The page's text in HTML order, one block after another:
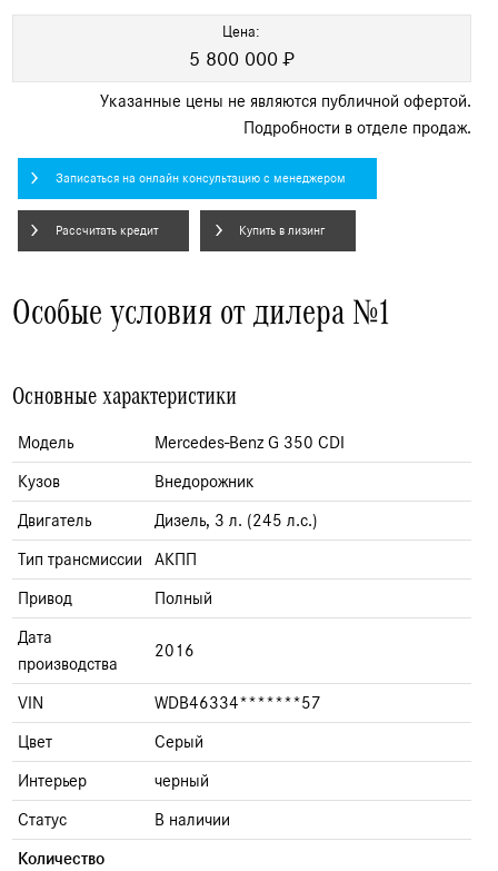
Цена:
5 800 000 ₽
Указанные цены не являются публичной офертой.
Подробности в отделе продаж.
Записаться на онлайн консультацию с менеджером
Рассчитать кредит Купить в лизинг
Особые условия от дилера №1
Основные характеристики
Модель Mercedes-Benz G 350 CDI
Кузов Внедорожник
Двигатель Дизель, 3 л. (245 л.с.)
Тип трансмиссии АКПП
Привод Полный
Дата
производства
2016
VIN WDB46334*******57
Цвет Серый
Интерьер черный
Статус В наличии
Количество